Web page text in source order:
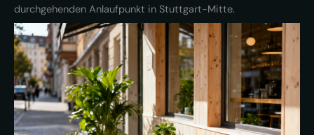
durchgehenden Anlaufpunkt in Stuttgart-Mitte.